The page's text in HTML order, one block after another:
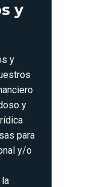
y
y
y
para
y/o
la